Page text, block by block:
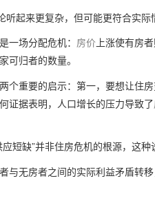
听起来更复杂，但可能更符合实际
一场分配危机： 房价 上涨使有房
可归者的数量。
个重要的启示： 第一，要想让住
证据表明，人口增长的压力导致了
短缺”并非住房危机的根源，这
与无房者之间的实际利益矛盾转